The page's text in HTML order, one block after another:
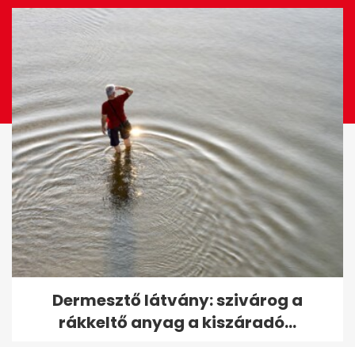
Megölték az amerikai nőt, aki
eltűnt a bulinegyedben
Dermesztő látvány: szivárog a
rákkeltő anyag a kiszáradó...